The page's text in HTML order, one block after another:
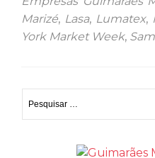
da
comunidade
na
New
Market
Marizé, Lasa, Lumatex,
York Market Week,
por: